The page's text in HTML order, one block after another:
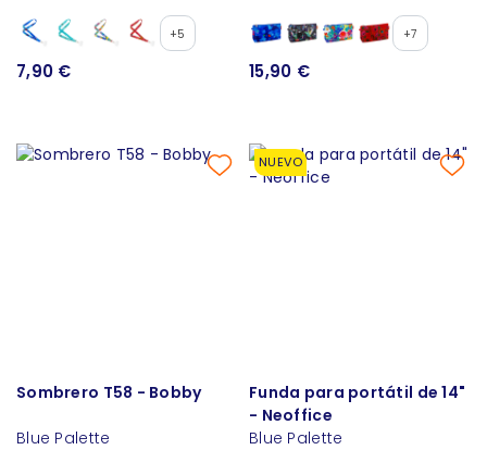
+5
7,90 €
+7
15,90 €
Sombrero T58 - Bobby
Blue Palette
NUEVO
Funda para portátil de 14"
- Neoffice
Blue Palette